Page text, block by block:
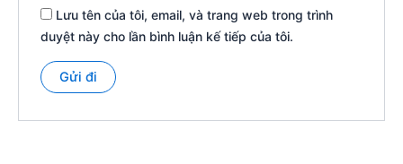
Lưu tên của tôi, email, và trang web trong trình
duyệt này cho lần bình luận kế tiếp của tôi.